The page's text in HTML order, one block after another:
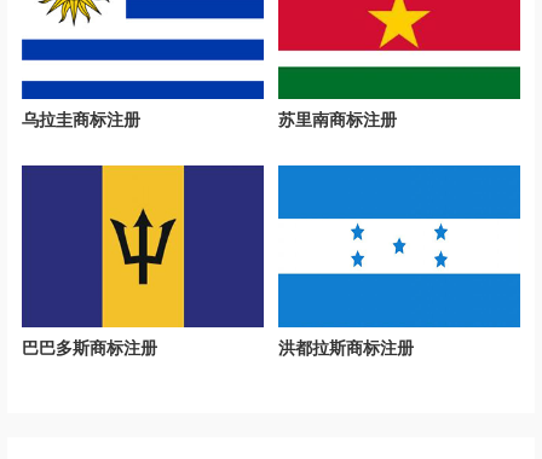
乌拉圭商标注册 苏里南商标注册
巴巴多斯商标注册 洪都拉斯商标注册